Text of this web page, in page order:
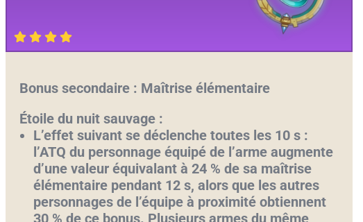
Bonus secondaire : Maîtrise élémentaire
Étoile du nuit sauvage :
L’effet suivant se déclenche toutes les 10 s :
l’ATQ du personnage équipé de l’arme augmente
d’une valeur équivalant à 24 % de sa maîtrise
élémentaire pendant 12 s, alors que les autres
personnages de l’équipe à proximité obtiennent